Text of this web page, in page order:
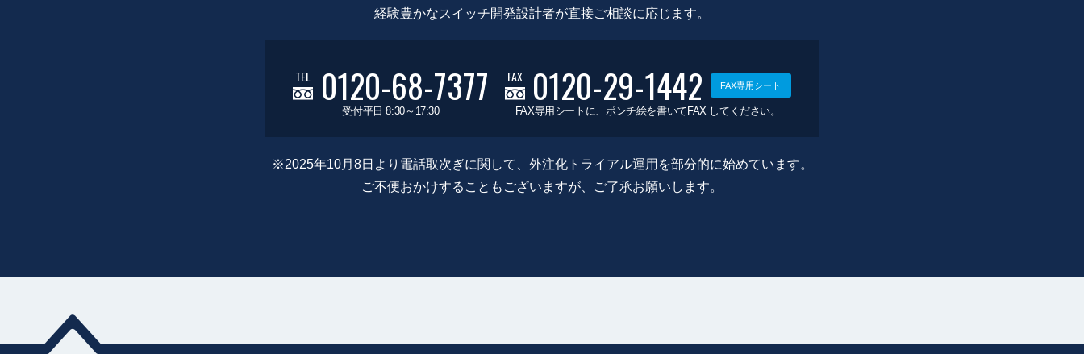
経験豊かなスイッチ開発設計者が直接ご相談に応じます。
TEL 0120-68-7377
受付平日 8:30～17:30
FAX 0120-29-1442 FAX専用シート
FAX専用シートに、ポンチ絵を書いてFAX してください。
※2025年10月8日より電話取次ぎに関して、外注化トライアル運用を部分的に始めています。
ご不便おかけすることもございますが、ご了承お願いします。